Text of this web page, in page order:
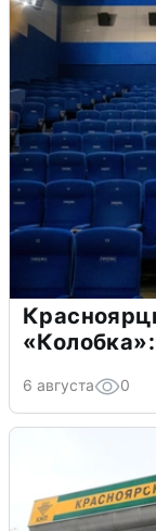
6 августа 0